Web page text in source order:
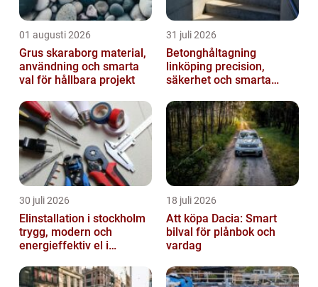
01 augusti 2026
Grus skaraborg material,
användning och smarta
val för hållbara projekt
31 juli 2026
Betonghåltagning
linköping precision,
säkerhet och smarta
30 juli 2026
Elinstallation i stockholm
trygg, modern och
energieffektiv el i
18 juli 2026
Att köpa Dacia: Smart
bilval för plånbok och
vardag